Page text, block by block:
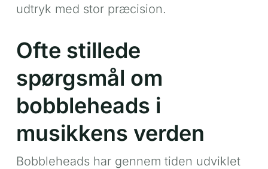
udtryk med stor præcision.
Ofte stillede
spørgsmål om
bobbleheads i
musikkens verden
Bobbleheads har gennem tiden udviklet